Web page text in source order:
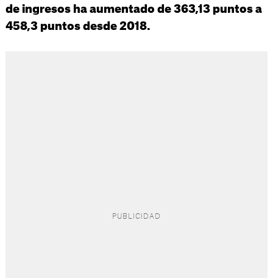
de ingresos ha aumentado de 363,13 puntos a
458,3 puntos desde 2018.